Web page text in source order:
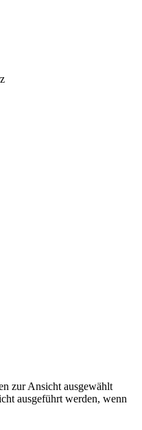
zur Ansicht ausgewählt
ausgeführt werden, wenn